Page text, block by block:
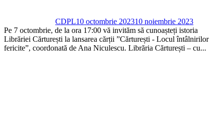
CDPL10 octombrie 202310 noiembrie 2023
Pe 7 octombrie, de la ora 17:00 vă invităm să cunoașteți istoria
Librăriei Cărturești la lansarea cărții ”Cărturești - Locul întâlnirilor
fericite”, coordonată de Ana Niculescu. Librăria Cărturești – cu...